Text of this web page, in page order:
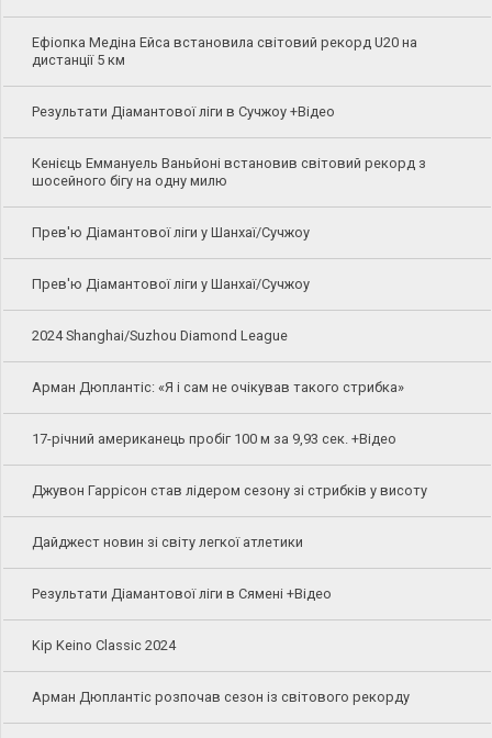
Ефіопка Медіна Ейса встановила світовий рекорд U20 на
дистанції 5 км
Результати Діамантової ліги в Сучжоу +Відео
Кенієць Еммануель Ваньйоні встановив світовий рекорд з
шосейного бігу на одну милю
Прев'ю Діамантової ліги у Шанхаї/Сучжоу
Прев'ю Діамантової ліги у Шанхаї/Сучжоу
2024 Shanghai/Suzhou Diamond League
Арман Дюплантіс: «Я і сам не очікував такого стрибка»
17-річний американець пробіг 100 м за 9,93 сек. +Відео
Джувон Гаррісон став лідером сезону зі стрибків у висоту
Дайджест новин зі світу легкої атлетики
Результати Діамантової ліги в Сямені +Відео
Kip Keino Classic 2024
Арман Дюплантіс розпочав сезон із світового рекорду